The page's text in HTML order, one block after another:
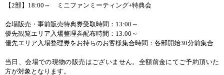
【2部】 18:00 ～ ミニファンミーティング+特典会
会場販売・事前販売特典券受取時間： 13:00 ～
優先観覧エリア入場整理券配布時間： 13:00 ～
優先エリア入場整理券をお持ちのお客様集合時間：各部開始30分前集合
当日、会場での現物の販売はございません。全額前金にてご予約頂いた
方が対象となります。